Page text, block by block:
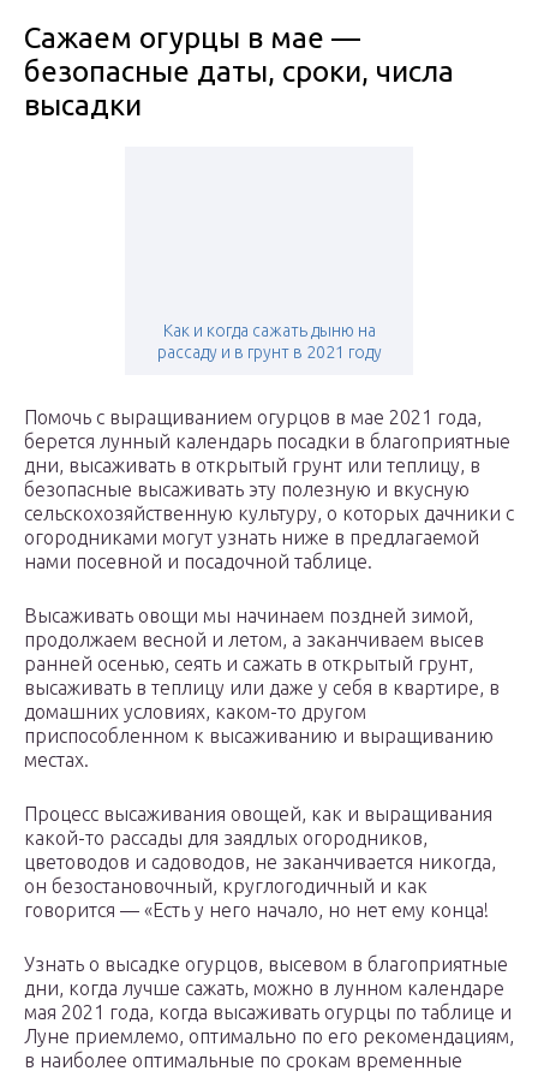
Сажаем огурцы в мае —
безопасные даты, сроки, числа
высадки
Как и когда сажать дыню на
рассаду и в грунт в 2021 году
Помочь с выращиванием огурцов в мае 2021 года,
берется лунный календарь посадки в благоприятные
дни, высаживать в открытый грунт или теплицу, в
безопасные высаживать эту полезную и вкусную
сельскохозяйственную культуру, о которых дачники с
огородниками могут узнать ниже в предлагаемой
нами посевной и посадочной таблице.
Высаживать овощи мы начинаем поздней зимой,
продолжаем весной и летом, а заканчиваем высев
ранней осенью, сеять и сажать в открытый грунт,
высаживать в теплицу или даже у себя в квартире, в
домашних условиях, каком-то другом
приспособленном к высаживанию и выращиванию
местах.
Процесс высаживания овощей, как и выращивания
какой-то рассады для заядлых огородников,
цветоводов и садоводов, не заканчивается никогда,
он безостановочный, круглогодичный и как
говорится — «Есть у него начало, но нет ему конца!
Узнать о высадке огурцов, высевом в благоприятные
дни, когда лучше сажать, можно в лунном календаре
мая 2021 года, когда высаживать огурцы по таблице и
Луне приемлемо, оптимально по его рекомендациям,
в наиболее оптимальные по срокам временные